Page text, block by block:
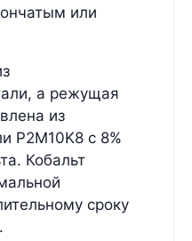
или
а режущая
из
P2M10K8 с 8%
Кобальт
сроку